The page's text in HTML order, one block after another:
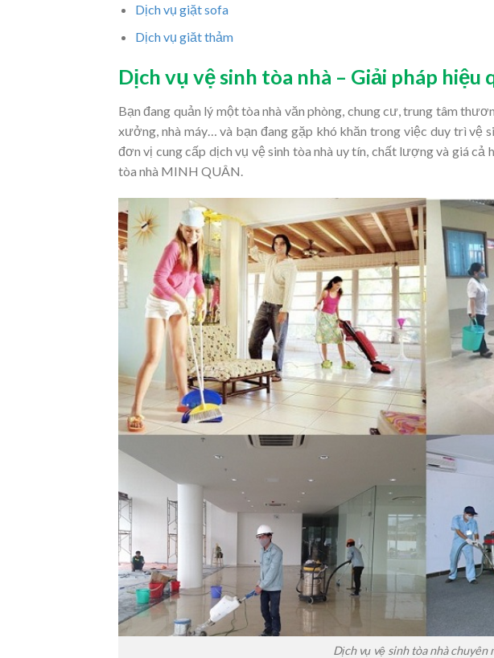
Dịch vụ giặt sofa
Dịch vụ giăt thảm
Dịch vụ vệ sinh tòa nhà – Giải pháp hiệu
Bạn đang quản lý một tòa nhà văn phòng, chung cư, trung tâm
xưởng, nhà máy… và bạn đang gặp khó khăn trong việc duy trì vệ
đơn vị cung cấp dịch vụ vệ sinh tòa nhà uy tín, chất lượng và giá cả
tòa nhà MINH QUÂN.
Dịch vụ vệ sinh tòa nhà chuyên